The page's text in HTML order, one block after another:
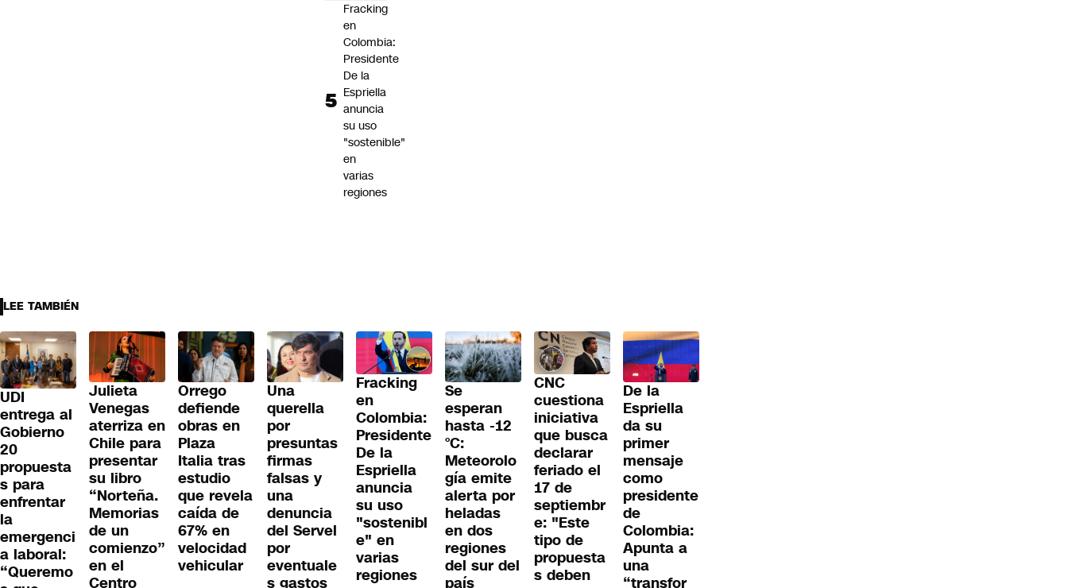
Fracking
en
Colombia:
Presidente
De la
Espriella
anuncia
su uso
"sostenible"
en
varias
regiones
LEE TAMBIÉN
UDI
entrega al
Gobierno
20
propuesta
s para
enfrentar
la
emergenci
a laboral:
“Queremo
Julieta
Venegas
aterriza en
Chile para
presentar
su libro
“Norteña.
Memorias
de un
comienzo”
en el
Centro
Orrego
defiende
obras en
Plaza
Italia tras
estudio
que revela
caída de
67% en
velocidad
vehicular
Una
querella
por
presuntas
firmas
falsas y
una
denuncia
del Servel
por
eventuale
s gastos
Fracking
en
Colombia:
Presidente
De la
Espriella
anuncia
su uso
"sostenibl
e" en
varias
regiones
Se
esperan
hasta -12
°C:
Meteorolo
gía emite
alerta por
heladas
en dos
regiones
del sur del
país
CNC
cuestiona
iniciativa
que busca
declarar
feriado el
17 de
septiembr
e: "Este
tipo de
propuesta
s deben
De la
Espriella
da su
primer
mensaje
como
presidente
de
Colombia:
Apunta a
una
“transfor